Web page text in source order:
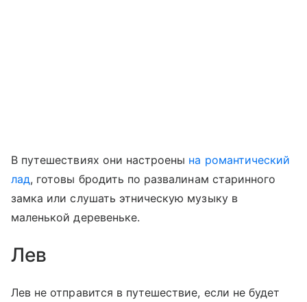
В путешествиях они настроены на романтический
лад, готовы бродить по развалинам старинного
замка или слушать этническую музыку в
маленькой деревеньке.
Лев
Лев не отправится в путешествие, если не будет